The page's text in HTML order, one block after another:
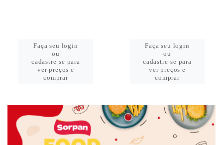
Faça seu login
ou
cadastre-se para
ver preços e
comprar
Faça seu login
ou
cadastre-se para
ver preços e
comprar